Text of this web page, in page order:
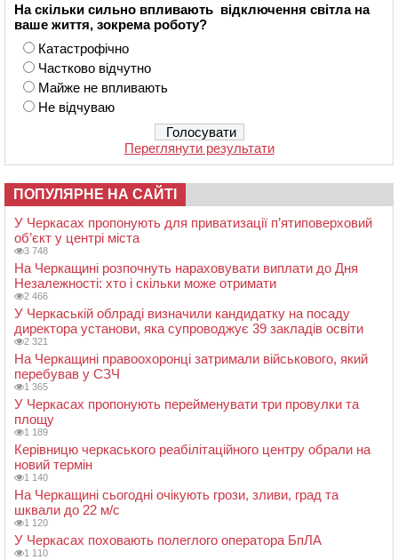
На скільки сильно впливають відключення світла на
ваше життя, зокрема роботу?
Катастрофічно
Частково відчутно
Майже не впливають
Не відчуваю
Переглянути результати
ПОПУЛЯРНЕ НА САЙТІ
У Черкасах пропонують для приватизації п’ятиповерховий
об’єкт у центрі міста
3 748
На Черкащині розпочнуть нараховувати виплати до Дня
Незалежності: хто і скільки може отримати
2 466
У Черкаській облраді визначили кандидатку на посаду
директора установи, яка супроводжує 39 закладів освіти
2 321
На Черкащині правоохоронці затримали військового, який
перебував у СЗЧ
1 365
У Черкасах пропонують перейменувати три провулки та
площу
1 189
Керівницю черкаського реабілітаційного центру обрали на
новий термін
1 140
На Черкащині сьогодні очікують грози, зливи, град та
шквали до 22 м/с
1 120
У Черкасах поховають полеглого оператора БпЛА
1 110